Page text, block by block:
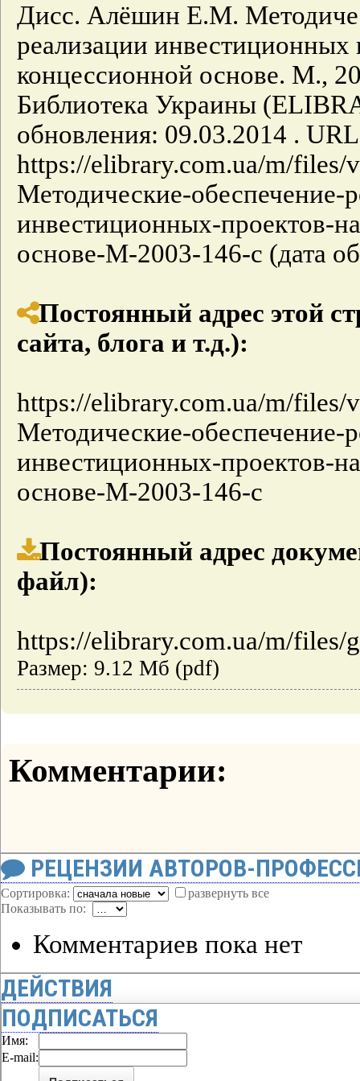
Дисс. Алёшин Е.М.
реализации инвестиционных
концессионной основе. М.,
Библиотека Украины
обновления: 09.03.2014 .
https://elibrary.com.ua/m/
Методические-обеспечение-
инвестиционных-проектов-
основе-М-2003-146-с (дата
Постоянный адрес этой
сайта, блога и т.д.):
https://elibrary.com.ua/m/
Методические-обеспечение-
инвестиционных-проектов-
основе-М-2003-146-с
Постоянный адрес
файл):
https://elibrary.com.ua/m/files/
Размер: 9.12 Мб (pdf)
Комментарии:
РЕЦЕНЗИИ АВТОРОВ-
Сортировка:
развернуть все
Показывать по:
Комментариев пока нет
ДЕЙСТВИЯ
ПОДПИСАТЬСЯ
Имя:
E-mail: